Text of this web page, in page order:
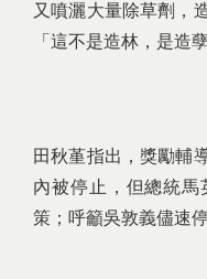
又噴灑大量除草劑，
「這不是造林，是造孽
田秋堇指出，獎勵輔
內被停止，但總統
策；呼籲吳敦義儘速